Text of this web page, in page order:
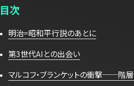
目次
明治=昭和平行説のあとに
第3世代AIとの出会い
マルコフ・ブランケットの衝撃──階